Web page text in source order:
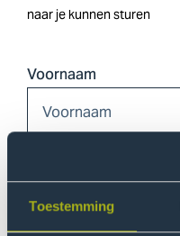
Toestemming
naar je kunnen sturen
Voornaam